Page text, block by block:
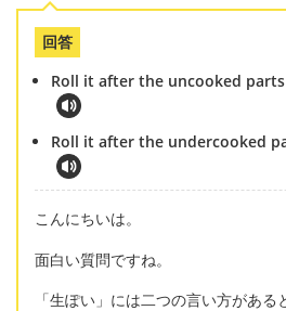
回答
Roll it after the uncooked
Roll it after the undercooked
こんにちいは。
面白い質問ですね。
「生ぽい」には二つの言い方がある